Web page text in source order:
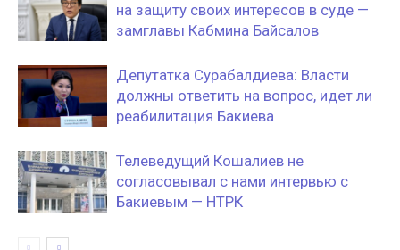
на защиту своих интересов в суде —
замглавы Кабмина Байсалов
Депутатка Сурабалдиева: Власти
должны ответить на вопрос, идет ли
реабилитация Бакиева
Телеведущий Кошалиев не
согласовывал с нами интервью с
Бакиевым — НТРК